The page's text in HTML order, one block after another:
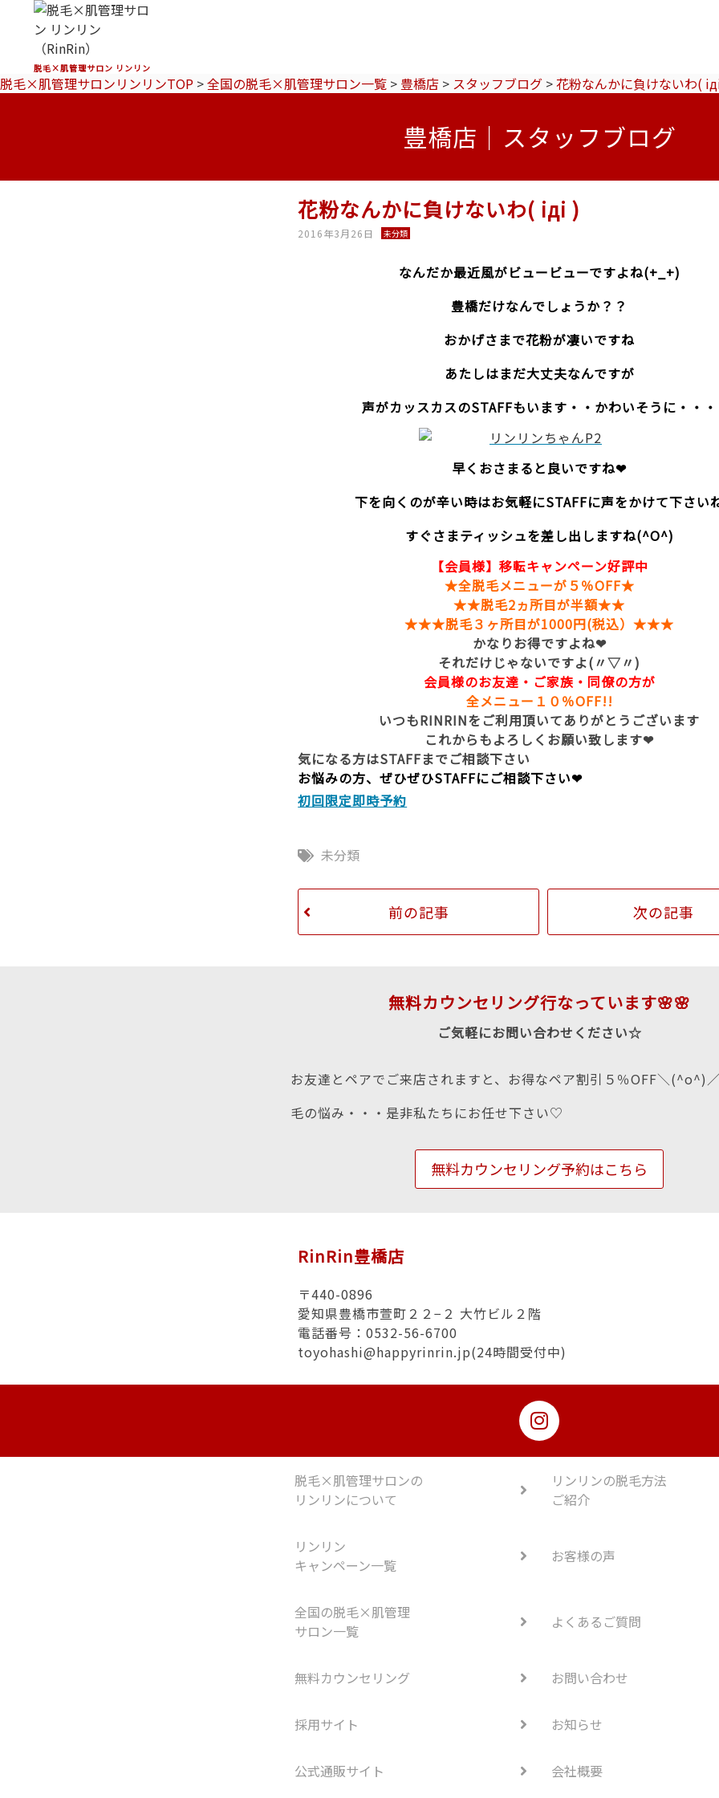
脱毛×肌管理サロン リンリン
脱毛×肌管理サロンリンリンTOP >全国の脱毛×肌管理サロン一覧 > 豊橋店 > スタッフブログ >花粉なんかに負けないわ(
豊橋店｜スタッフブログ
花粉なんかに負けないわ( iдi )
2016年3月26日 未分類
なんだか最近風がビュービューですよね(+_+)
豊橋だけなんでしょうか？？
おかげさまで花粉が凄いですね
あたしはまだ大丈夫なんですが
声がカッスカスのSTAFFもいます・・かわいそうに・・・
早くおさまると良いですね❤
下を向くのが辛い時はお気軽にSTAFFに声をかけて下さい
すぐさまティッシュを差し出しますね(^O^)
【会員様】移転キャンペーン好評中
★全脱毛メニューが５％OFF★
★★脱毛2ヵ所目が半額★★
★★★脱毛３ヶ所目が1000円(税込）★★★
かなりお得ですよね❤
それだけじゃないですよ(〃▽〃)
会員様のお友達・ご家族・同僚の方が
全メニュー１０％OFF!!
いつもRINRINをご利用頂いてありがとうございます
これからもよろしくお願い致します❤
気になる方はSTAFFまでご相談下さい
お悩みの方、ぜひぜひSTAFFにご相談下さい❤
初回限定即時予約
未分類
前の記事 次の記事
無料カウンセリング行なっています🌸🌸
ご気軽にお問い合わせください☆
お友達とペアでご来店されますと、お得なペア割引５％OFF＼(^o^)
毛の悩み・・・是非私たちにお任せ下さい♡
無料カウンセリング予約はこちら
RinRin豊橋店
〒440-0896
愛知県豊橋市萱町２２−２ 大竹ビル２階
電話番号：0532-56-6700
toyohashi@happyrinrin.jp(24時間受付中)
脱毛×肌管理サロンの
リンリンについて
リンリンの脱毛方法
ご紹介
リンリン
キャンペーン一覧
お客様の声
全国の脱毛×肌管理
サロン一覧
よくあるご質問
無料カウンセリング お問い合わせ
採用サイト お知らせ
公式通販サイト 会社概要